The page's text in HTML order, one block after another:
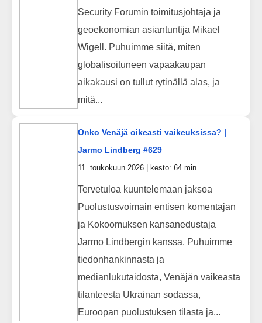
Security Forumin toimitusjohtaja ja
geoekonomian asiantuntija Mikael
Wigell. Puhuimme siitä, miten
globalisoituneen vapaakaupan
aikakausi on tullut rytinällä alas, ja
mitä...
Onko Venäjä oikeasti vaikeuksissa? |
Jarmo Lindberg #629
11. toukokuun 2026 | kesto: 64 min
Tervetuloa kuuntelemaan jaksoa
Puolustusvoimain entisen komentajan
ja Kokoomuksen kansanedustaja
Jarmo Lindbergin kanssa. Puhuimme
tiedonhankinnasta ja
medianlukutaidosta, Venäjän vaikeasta
tilanteesta Ukrainan sodassa,
Euroopan puolustuksen tilasta ja...